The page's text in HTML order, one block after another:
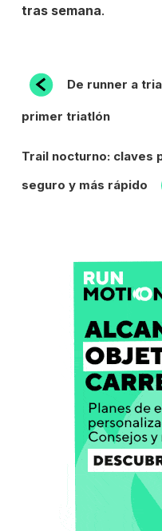
tras semana.
DE
Entrada
anterior:
De runner a
primer triatlón
Siguiente
Trail nocturno: claves
seguro y más rápido